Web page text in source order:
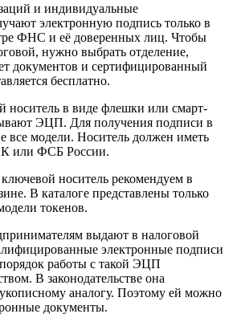
и индивидуальные
электронную подпись только в
ФНС и её доверенных лиц. Чтобы
нужно выбрать отделение,
документов и сертифицированный
бесплатно.
носитель в виде флешки или смарт-
ЭЦП. Для получения подписи в
все модели. Носитель должен иметь
или ФСБ России.
носитель рекомендуем в
В каталоге представлены только
токенов.
выдают в налоговой
электронные подписи
работы с такой ЭЦП
В законодательстве она
аналогу. Поэтому ей можно
документы.